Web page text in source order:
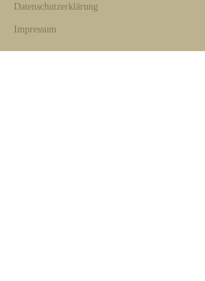
Datenschutzerklärung
Impressum